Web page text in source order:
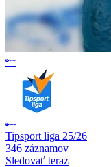
Tipsport liga 25/26
346 záznamov
Sledovať teraz